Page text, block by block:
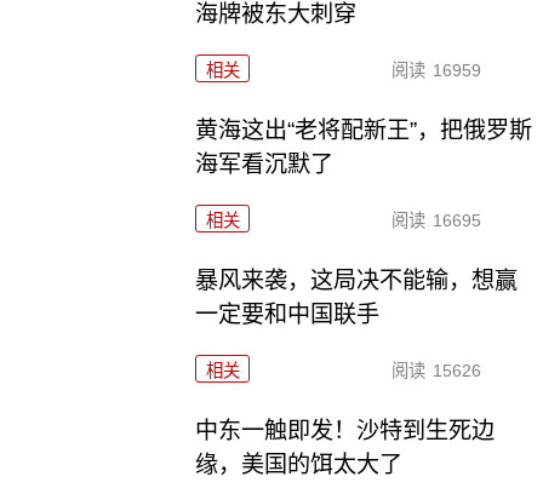
海牌被东大刺穿
相关 阅读 16959
黄海这出“老将配新王”，把俄罗斯
海军看沉默了
相关 阅读 16695
暴风来袭，这局决不能输，想赢
一定要和中国联手
相关 阅读 15626
中东一触即发！沙特到生死边
缘，美国的饵太大了